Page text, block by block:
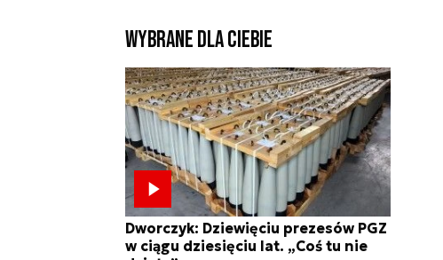
Wybrane dla Ciebie
Dworczyk: Dziewięciu prezesów PGZ
w ciągu dziesięciu lat. „Coś tu nie